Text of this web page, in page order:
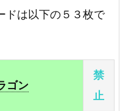
－
は以下の５３枚で
ゴン
禁
止